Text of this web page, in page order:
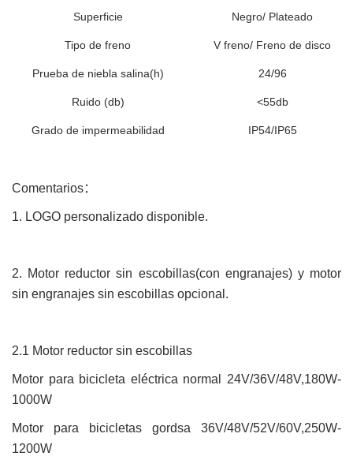
Superficie Negro/ Plateado
Tipo de freno V freno/ Freno de disco
Prueba de niebla salina(h) 24/96
Ruido (db) <55db
Grado de impermeabilidad IP54/IP65
Comentarios：
1. LOGO personalizado disponible.
2. Motor reductor sin escobillas(con engranajes) y motor
sin engranajes sin escobillas opcional.
2.1 Motor reductor sin escobillas
Motor para bicicleta eléctrica normal 24V/36V/48V,180W-
1000W
Motor para bicicletas gordsa 36V/48V/52V/60V,250W-
1200W